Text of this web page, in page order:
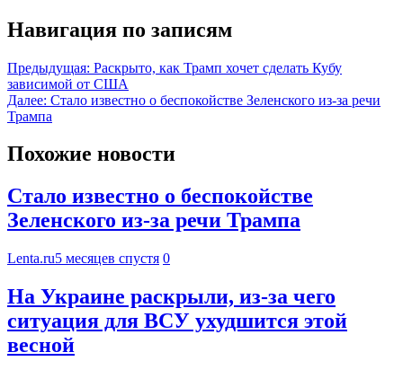
Навигация по записям
Предыдущая: Раскрыто, как Трамп хочет сделать Кубу
зависимой от США
Далее: Стало известно о беспокойстве Зеленского из-за речи
Трампа
Похожие новости
Стало известно о беспокойстве
Зеленского из-за речи Трампа
Lenta.ru5 месяцев спустя 0
На Украине раскрыли, из-за чего
ситуация для ВСУ ухудшится этой
весной